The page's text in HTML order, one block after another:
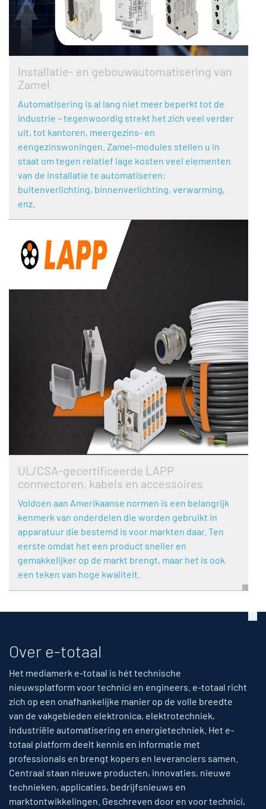
Installatie- en gebouwautomatisering van
Zamel
Automatisering is al lang niet meer beperkt tot de
industrie – tegenwoordig strekt het zich veel verder
uit, tot kantoren, meergezins- en
eengezinswoningen. Zamel-modules stellen u in
staat om tegen relatief lage kosten veel elementen
van de installatie te automatiseren:
buitenverlichting, binnenverlichting, verwarming,
enz.
UL/CSA-gecertificeerde LAPP
connectoren, kabels en accessoires
Voldoen aan Amerikaanse normen is een belangrijk
kenmerk van onderdelen die worden gebruikt in
apparatuur die bestemd is voor markten daar. Ten
eerste omdat het een product sneller en
gemakkelijker op de markt brengt, maar het is ook
een teken van hoge kwaliteit.
Over e-totaal
Het mediamerk e-totaal is hét technische
nieuwsplatform voor technici en engineers. e-totaal richt
zich op een onafhankelijke manier op de volle breedte
van de vakgebieden elektronica, elektrotechniek,
industriële automatisering en energietechniek. Het e-
totaal platform deelt kennis en informatie met
professionals en brengt kopers en leveranciers samen.
Centraal staan nieuwe producten, innovaties, nieuwe
technieken, applicaties, bedrijfsnieuws en
marktontwikkelingen. Geschreven door en voor technici,